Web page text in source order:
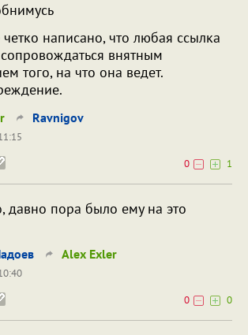
четко написано, что любая ссылка
внятным
того, на что она ведет.
Ravnigov
0
1
давно пора было ему на это
Alex Exler
0
0